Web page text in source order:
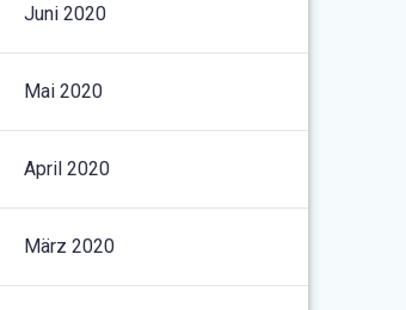
Juni 2020
Mai 2020
April 2020
März 2020